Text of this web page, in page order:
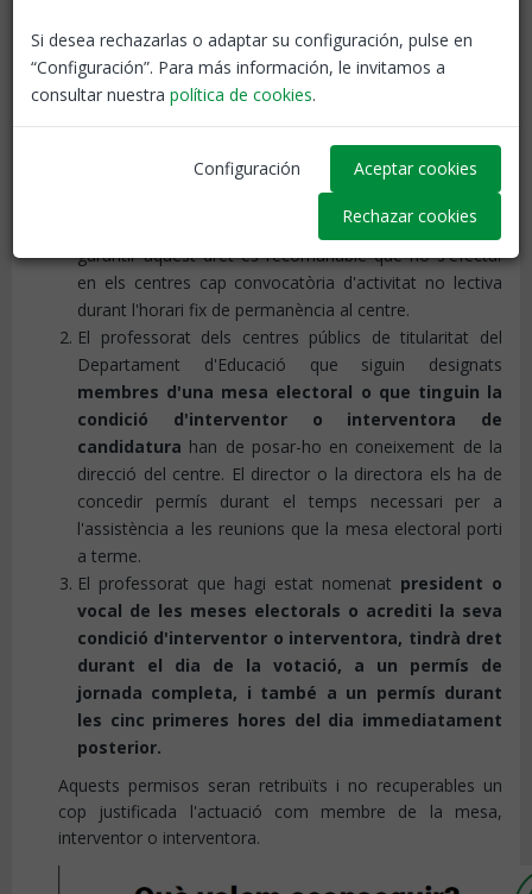
mesures per a les eleccions de membres de Junta de
Personal docent no universitari en l'Administració​ de la
Generalitat de Catalunya.
El professorat que tingui la condició d'elector
, el dia de la votació, durant el temps que sigui
del permís retribuït i no recuperable
per tal d'exercir el seu dret a vot. Per tal de
garantir aquest dret és recomanable que no s'efectuï
en els centres cap convocatòria d'activitat no lectiva
durant l'horari fix de permanència al centre.
El professorat dels centres públics de titularitat del
Departament d'Educació que siguin designats
membres d'una mesa electoral o que tinguin la
condició d'interventor o interventora de
candidatura han de posar-ho en coneixement de la
direcció del centre. El director o la directora els ha de
concedir permís durant el temps necessari per a
l'assistència a les reunions que la mesa electoral porti
a terme.
El professorat que hagi estat nomenat president o
vocal de les meses electorals o acrediti la seva
condició d'interventor o interventora, tindrà dret
durant el dia de la votació, a un permís de
jornada completa, i també a un permís durant
les cinc primeres hores del dia immediatament
posterior.
Aquests permisos seran retribuïts i no recuperables un
cop justificada l'actuació com membre de la mesa,
interventor o interventora.
Si desea rechazarlas o adaptar su configuración, pulse en
“Configuración”. Para más información, le invitamos a
consultar nuestra política de cookies.
Configuración Aceptar cookies
Rechazar cookies